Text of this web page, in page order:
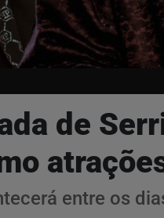
de
entre os